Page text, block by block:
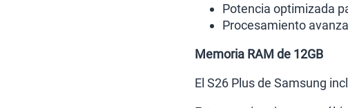
Potencia optimizada
Procesamiento
Memoria RAM de 12GB
El S26 Plus de Samsung